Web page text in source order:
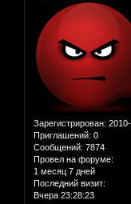
Зарегистрирован:
Приглашений: 0
Сообщений: 7874
Провел на форуме:
1 месяц 7 дней
Последний визит:
Вчера 23:28:23